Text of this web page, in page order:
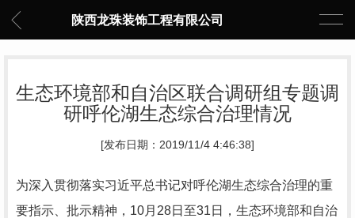
陕西龙珠装饰工程有限公司
生态环境部和自治区联合调研组专题调
研呼伦湖生态综合治理情况
[发布日期：2019/11/4 4:46:38]
为深入贯彻落实习近平总书记对呼伦湖生态综合治理的重
要指示、批示精神，10月28日至31日，生态环境部和自治